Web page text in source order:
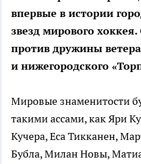
впервые в истории
звезд мирового
против дружины
и нижегородского
Мировые знаменитости
такими ассами, как Яри
Кучера, Еса Тикканен,
Бубла, Милан Новы,